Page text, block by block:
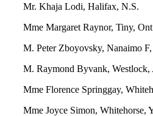
Mr. Khaja Lodi, Halifax, N.S.
Mme Margaret Raynor, Tiny,
M. Peter Zboyovsky, Nanaimo
M. Raymond Byvank, Westlock,
Mme Florence Springgay,
Mme Joyce Simon, Whitehorse,